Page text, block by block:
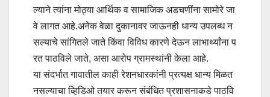
ल्याने त्यांना मोठ्या आर्थिक व सामाजिक अडचणींना सामोरे जा
वे लागत आहे.अनेक वेळा दुकानावर जाऊनही धान्य उपलब्ध न
सल्याचे सांगितले जाते किंवा विविध कारणे देऊन लाभार्थ्यांना प
रत पाठविले जाते, असा आरोप ग्रामस्थांनी केला आहे.
या संदर्भात गावातील काही रेशनधारकांनी प्रत्यक्ष धान्य मिळत
नसल्याचा व्हिडिओ तयार करून संबंधित प्रशासनाकडे पाठवि